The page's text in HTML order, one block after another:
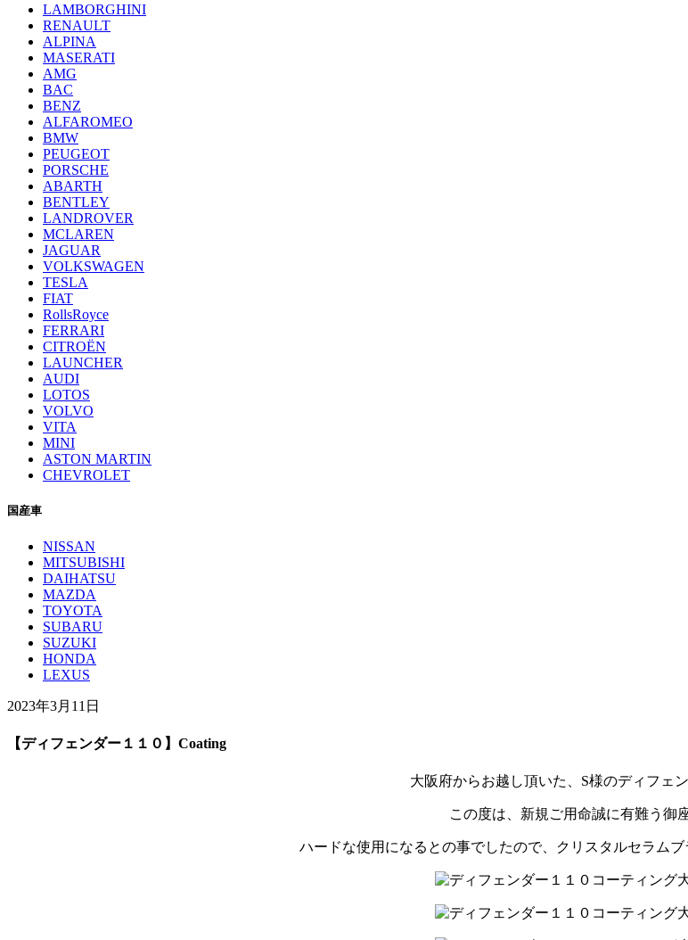
LAMBORGHINI
RENAULT
ALPINA
MASERATI
AMG
BAC
BENZ
ALFAROMEO
BMW
PEUGEOT
PORSCHE
ABARTH
BENTLEY
LANDROVER
MCLAREN
JAGUAR
VOLKSWAGEN
TESLA
FIAT
RollsRoyce
FERRARI
CITROËN
LAUNCHER
AUDI
LOTOS
VOLVO
VITA
MINI
ASTON MARTIN
CHEVROLET
国産車
NISSAN
MITSUBISHI
DAIHATSU
MAZDA
TOYOTA
SUBARU
SUZUKI
HONDA
LEXUS
2023年3月11日
【ディフェンダー１１０】Coating
大阪府からお越し頂いた、S様のディフェ
この度は、新規ご用命誠に有難う御
ハードな使用になるとの事でしたので、クリスタルセラムブ